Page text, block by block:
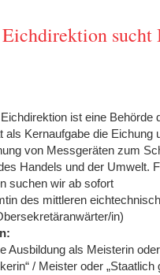
Eichdirektion sucht
ist eine Behörde
als Kernaufgabe die Eichung
von Messgeräten zum
Handels und der Umwelt.
suchen wir ab sofort
des mittleren
in)
Ausbildung als Meisterin
/ Meister oder „Staatlich